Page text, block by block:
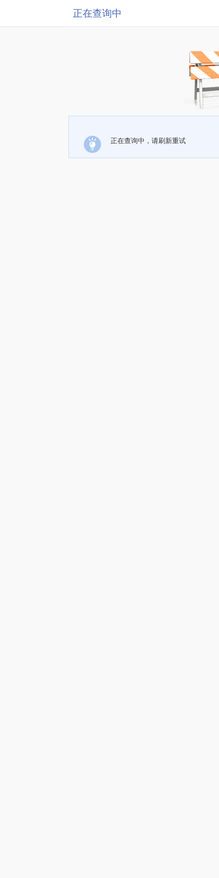
正在查询中
正在查询中，请刷新重试